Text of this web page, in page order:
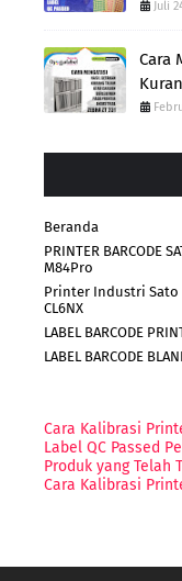
Juli
Cara
Beranda
PRINTER BARCODE
M84Pro
Printer Industri Sato
CL6NX
LABEL BARCODE
LABEL BARCODE
Cara Kalibrasi
Label QC Passed
Produk yang Telah
Cara Kalibrasi